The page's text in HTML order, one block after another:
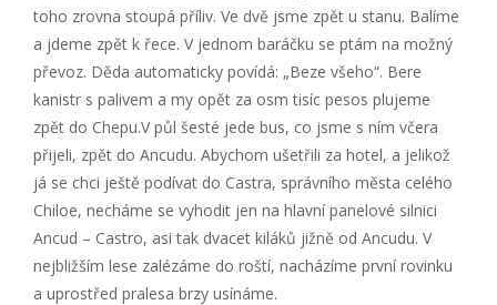
toho zrovna stoupá příliv. Ve dvě jsme zpět u stanu. Balíme
a jdeme zpět k řece. V jednom baráčku se ptám na možný
převoz. Děda automaticky povídá: „Beze všeho“. Bere
kanistr s palivem a my opět za osm tisíc pesos plujeme
zpět do Chepu.V půl šesté jede bus, co jsme s ním včera
přijeli, zpět do Ancudu. Abychom ušetřili za hotel, a jelikož
já se chci ještě podívat do Castra, správního města celého
Chiloe, necháme se vyhodit jen na hlavní panelové silnici
Ancud – Castro, asi tak dvacet kiláků jižně od Ancudu. V
nejbližším lese zalézáme do roští, nacházíme první rovinku
a uprostřed pralesa brzy usínáme.